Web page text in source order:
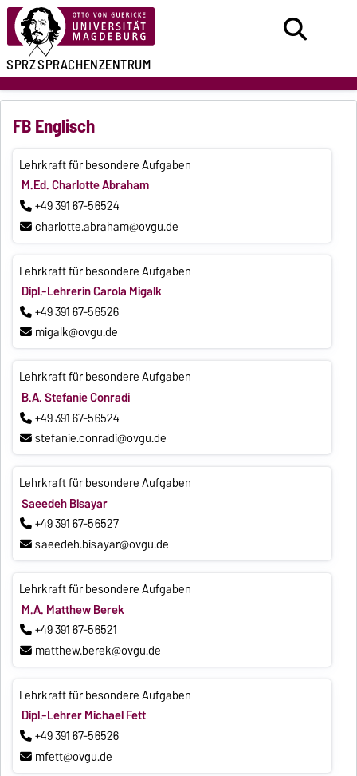
SPRZSPRACHENZENTRUM
FB Englisch
Lehrkraft für besondere Aufgaben
M.Ed. Charlotte Abraham
+49 391 67-56524
charlotte.abraham@ovgu.de
Lehrkraft für besondere Aufgaben
Dipl.-Lehrerin Carola Migalk
+49 391 67-56526
migalk@ovgu.de
Lehrkraft für besondere Aufgaben
B.A. Stefanie Conradi
+49 391 67-56524
stefanie.conradi@ovgu.de
Lehrkraft für besondere Aufgaben
Saeedeh Bisayar
+49 391 67-56527
saeedeh.bisayar@ovgu.de
Lehrkraft für besondere Aufgaben
M.A. Matthew Berek
+49 391 67-56521
matthew.berek@ovgu.de
Lehrkraft für besondere Aufgaben
Dipl.-Lehrer Michael Fett
+49 391 67-56526
mfett@ovgu.de